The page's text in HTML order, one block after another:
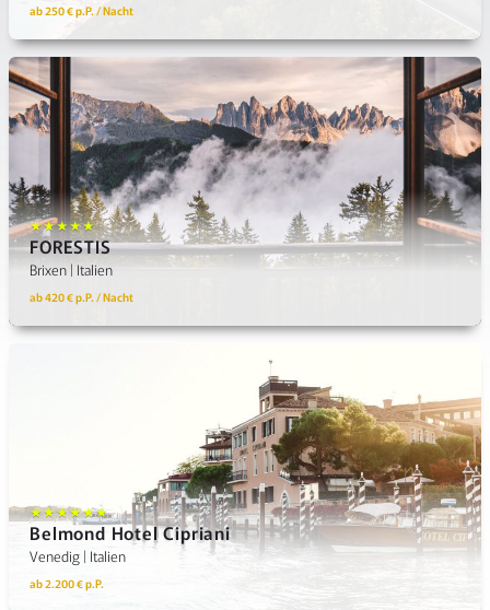
ab 250 € p.P. / Nacht
★★★★★
FORESTIS
Brixen | Italien
ab 420 € p.P. / Nacht
★★★★★★
Belmond Hotel Cipriani
Venedig | Italien
ab 2.200 € p.P.